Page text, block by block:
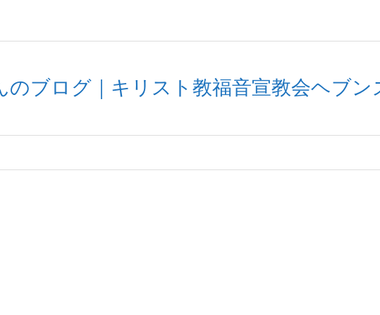
のブログ｜キリスト教福音宣教会ヘブ